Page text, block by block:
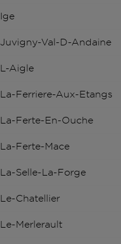
Ige
Juvigny-Val-D-Andaine
L-Aigle
La-Ferriere-Aux-Etangs
La-Ferte-En-Ouche
La-Ferte-Mace
La-Selle-La-Forge
Le-Chatellier
Le-Merlerault